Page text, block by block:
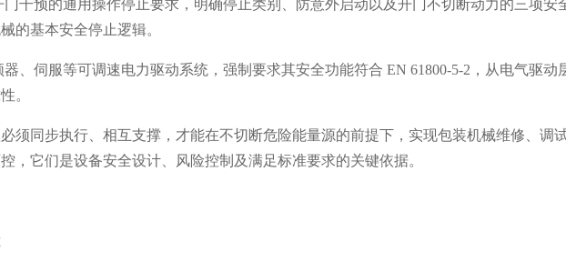
门干预的通用操作停止要求，明确停止类别、防意外启动以及开门不切断动力的三项安
的基本安全停止逻辑。
器、伺服等可调速电力驱动系统，强制要求其安全功能符合 EN 61800-5-2，从电气驱动
。
须同步执行、相互支撑，才能在不切断危险能量源的前提下，实现包装机械维修、调试
，它们是设备安全设计、风险控制及满足标准要求的关键依据。